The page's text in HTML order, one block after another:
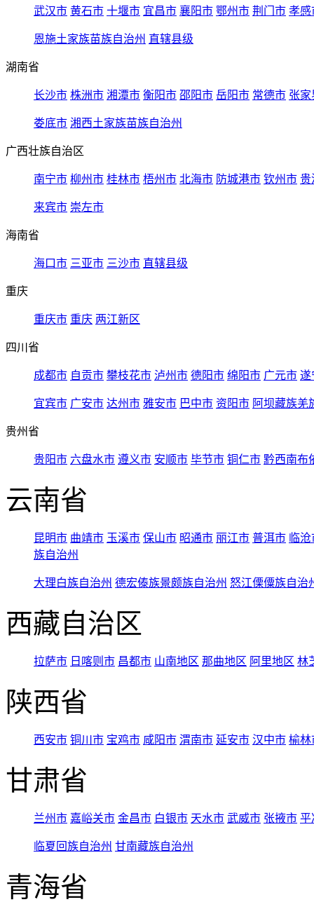
武汉市 黄石市 十堰市 宜昌市 襄阳市 鄂州市 荆门市 孝感
恩施土家族苗族自治州 直辖县级
湖南省
长沙市 株洲市 湘潭市 衡阳市 邵阳市 岳阳市 常德市 张家
娄底市 湘西土家族苗族自治州
广西壮族自治区
南宁市 柳州市 桂林市 梧州市 北海市 防城港市 钦州市 贵
来宾市 崇左市
海南省
海口市 三亚市 三沙市 直辖县级
重庆
重庆市 重庆 两江新区
四川省
成都市 自贡市 攀枝花市 泸州市 德阳市 绵阳市 广元市 遂
宜宾市 广安市 达州市 雅安市 巴中市 资阳市 阿坝藏族羌
贵州省
贵阳市 六盘水市 遵义市 安顺市 毕节市 铜仁市 黔西南布
云南省
昆明市 曲靖市 玉溪市 保山市 昭通市 丽江市 普洱市 临
族自治州
大理白族自治州 德宏傣族景颇族自治州 怒江傈僳族自治
西藏自治区
拉萨市 日喀则市 昌都市 山南地区 那曲地区 阿里地区 林
陕西省
西安市 铜川市 宝鸡市 咸阳市 渭南市 延安市 汉中市 榆林
甘肃省
兰州市 嘉峪关市 金昌市 白银市 天水市 武威市 张掖市 平
临夏回族自治州 甘南藏族自治州
青海省